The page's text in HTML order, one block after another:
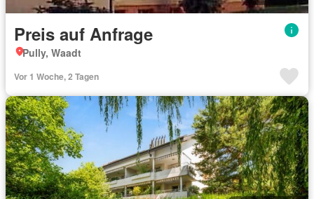
Preis auf Anfrage
Pully, Waadt
Vor 1 Woche, 2 Tagen